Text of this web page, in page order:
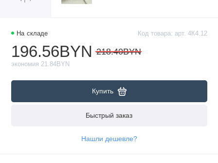
На складе Код товара: арт. 4К4.12
196.56BYN 218.40BYN
экономия 21.84BYN
Купить
Быстрый заказ
Нашли дешевле?